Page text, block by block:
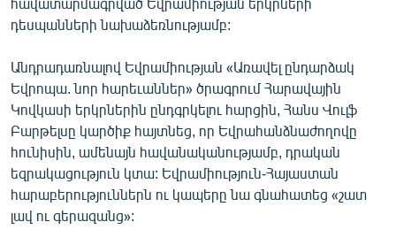
դեսպանների նախաձեռնությամբ:
Անդրադառնալով Եվրամիության «Առավել ընդարձակ
Եվրոպա. նոր հարեւաններ» ծրագրում Հարավային
Կովկասի երկրներին ընդգրկելու հարցին, Հանս Վուլֆ
Բարթելսը կարծիք հայտնեց, որ Եվրահանձնաժողովը
հունիսին, ամենայն հավանականությամբ, դրական
եզրակացություն կտա: Եվրամիություն-Հայաստան
հարաբերություններն ու կապերը նա գնահատեց «շատ
լավ ու գերազանց»: